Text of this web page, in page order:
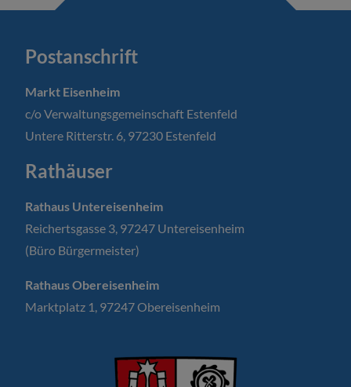
Postanschrift
Markt Eisenheim
c/o Verwaltungsgemeinschaft Estenfeld
Untere Ritterstr. 6, 97230 Estenfeld
Rathäuser
Rathaus Untereisenheim
Reichertsgasse 3, 97247 Untereisenheim
(Büro Bürgermeister)
Rathaus Obereisenheim
Marktplatz 1, 97247 Obereisenheim